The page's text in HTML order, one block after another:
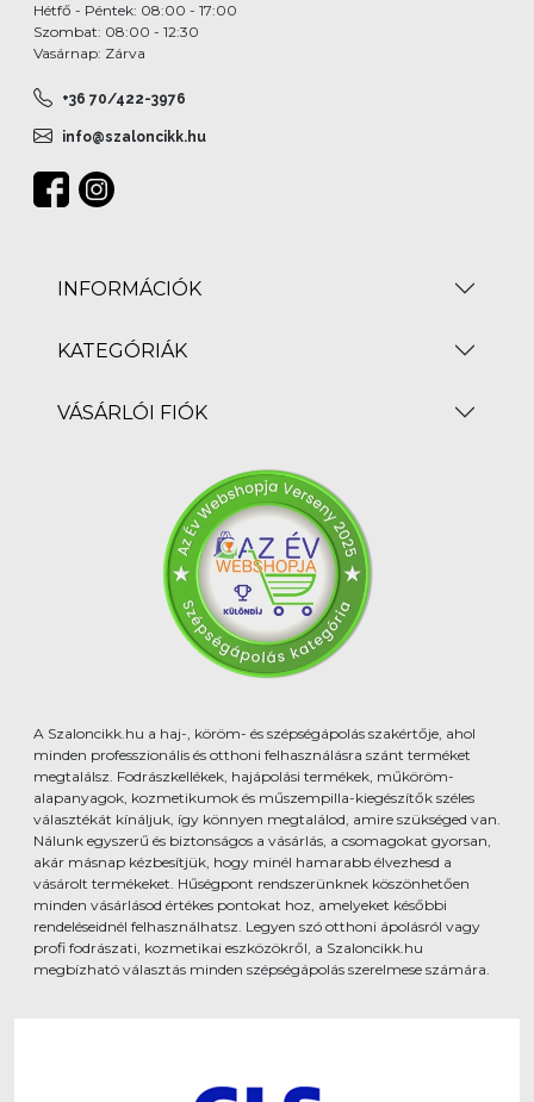
Hétfő - Péntek: 08:00 - 17:00
Szombat: 08:00 - 12:30
Vasárnap: Zárva
+36 70/422-3976
info@szaloncikk.hu
INFORMÁCIÓK
KATEGÓRIÁK
VÁSÁRLÓI FIÓK
A Szaloncikk.hu a haj-, köröm- és szépségápolás szakértője, ahol
minden professzionális és otthoni felhasználásra szánt terméket
megtalálsz. Fodrászkellékek, hajápolási termékek, műköröm-
alapanyagok, kozmetikumok és műszempilla-kiegészítők széles
választékát kínáljuk, így könnyen megtalálod, amire szükséged van.
Nálunk egyszerű és biztonságos a vásárlás, a csomagokat gyorsan,
akár másnap kézbesítjük, hogy minél hamarabb élvezhesd a
vásárolt termékeket. Hűségpont rendszerünknek köszönhetően
minden vásárlásod értékes pontokat hoz, amelyeket későbbi
rendeléseidnél felhasználhatsz. Legyen szó otthoni ápolásról vagy
profi fodrászati, kozmetikai eszközökről, a Szaloncikk.hu
megbízható választás minden szépségápolás szerelmese számára.